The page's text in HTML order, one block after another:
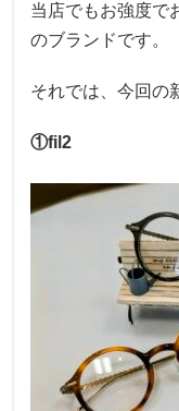
当店でもお強度で
のブランドです。
それでは、今回の
①fil2